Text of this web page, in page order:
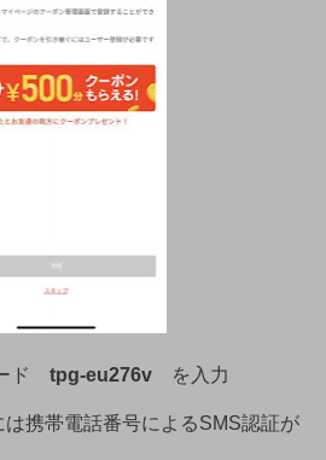
ド tpg-eu276vを入力
携帯電話番号によるSMS認証が